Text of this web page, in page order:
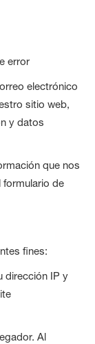
error
electrónico
sitio web,
y datos
que nos
de
fines:
dirección IP y
Al